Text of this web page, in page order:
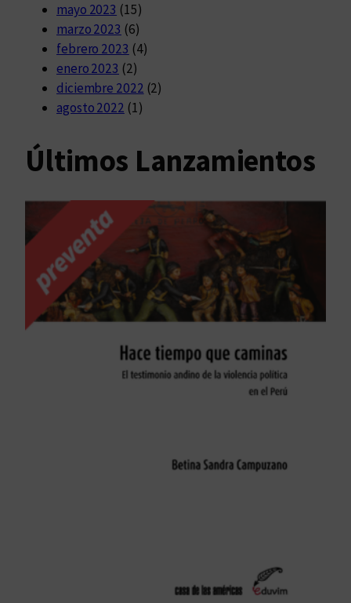
mayo 2023 (15)
marzo 2023 (6)
febrero 2023 (4)
enero 2023 (2)
diciembre 2022 (2)
agosto 2022 (1)
Últimos Lanzamientos